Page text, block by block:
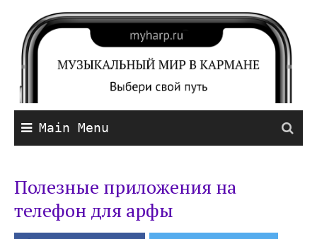
Main Menu
Полезные приложения на
телефон для арфы